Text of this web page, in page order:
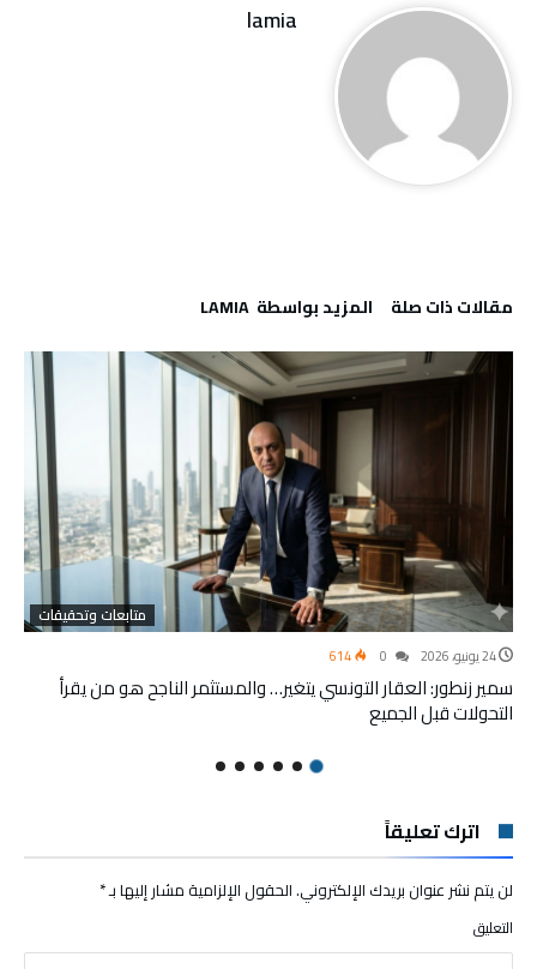
lamia
‫مقالات ذات صلة‬ ‫‫المزيد بواسطة‬ ‬ LAMIA
متابعات وتحقيقات
24 يونيو، 2026 614
سمير زنطور: العقار التونسي يتغير… والمستثمر الناجح هو من يقرأ
التحولات قبل الجميع
اترك تعليقاً
لن يتم نشر عنوان بريدك الإلكتروني.الحقول الإلزامية مشار إليها بـ*
التعليق